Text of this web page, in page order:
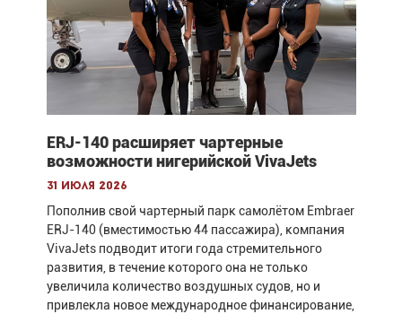
ERJ-140 расширяет чартерные
возможности нигерийской VivaJets
31 июля 2026
Пополнив свой чартерный парк самолётом Embraer
ERJ-140 (вместимостью 44 пассажира), компания
VivaJets подводит итоги года стремительного
развития, в течение которого она не только
увеличила количество воздушных судов, но и
привлекла новое международное финансирование,